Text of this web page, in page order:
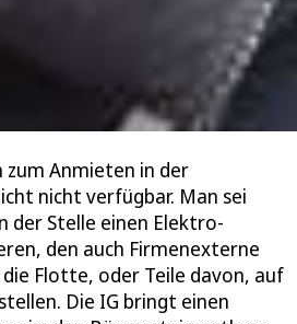
Anmieten in der
nicht verfügbar. Man sei
der Stelle einen Elektro-
den auch Firmenexterne
Flotte, oder Teile davon, auf
Die IG bringt einen